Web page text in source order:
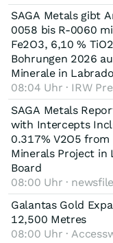
SAGA Metals gibt
0058 bis R-0060
Fe2O3, 6,10 %
Bohrungen 2026
Minerale in
08:04 Uhr · IRW
SAGA Metals
with Intercepts
0.317% V2O5
Minerals Project in
Board
08:00 Uhr · newsfile
Galantas Gold
12,500 Metres
08:00 Uhr ·